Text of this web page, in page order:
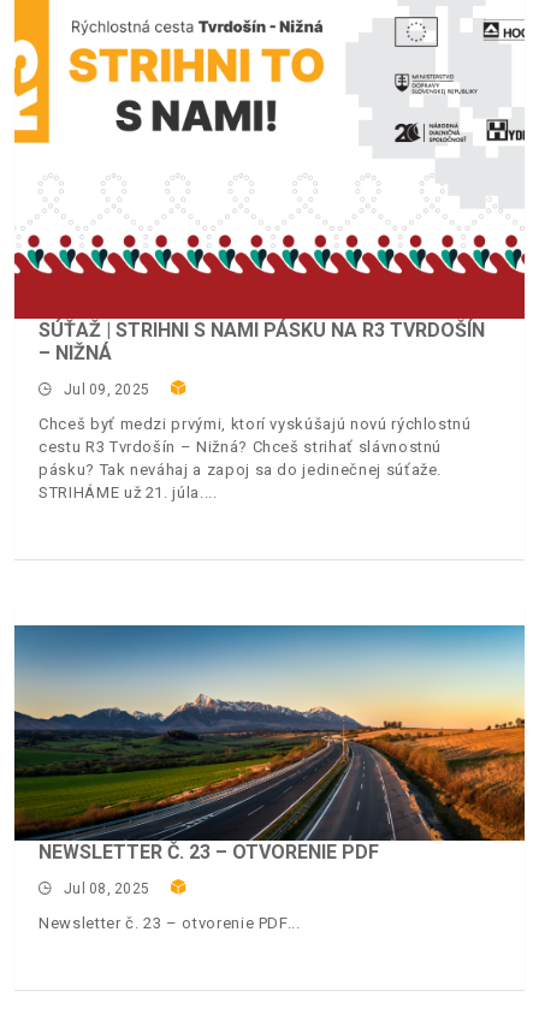
SÚŤAŽ | STRIHNI S NAMI PÁSKU NA R3 TVRDOŠÍN
– NIŽNÁ
Jul 09, 2025
Chceš byť medzi prvými, ktorí vyskúšajú novú rýchlostnú
cestu R3 Tvrdošín – Nižná? Chceš strihať slávnostnú
pásku? Tak neváhaj a zapoj sa do jedinečnej súťaže.
STRIHÁME už 21. júla.
NEWSLETTER Č. 23 – OTVORENIE PDF
Jul 08, 2025
Newsletter č. 23 – otvorenie PDF